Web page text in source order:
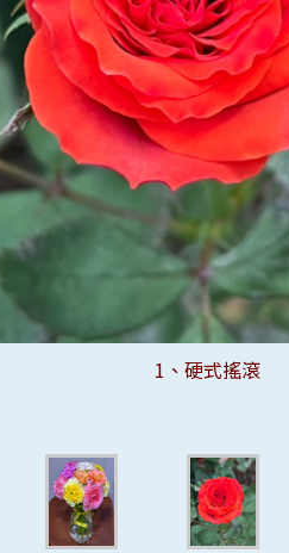
1、硬式搖滾
2、古典焦糖
3、馬貝拉
4、粉色孟黛爾
5、和平鴿
6、撒哈拉感動
7、黃金甲
8、艾莉莉
9、溫柔珊瑚心
10、果汁陽台
11、月光石
12、沙灘
13、蜜桃維多利亞
14、紅色維多利亞
15、埃斯佩蘭
16、夢之燈
17
18
19
20